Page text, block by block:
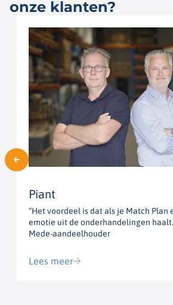
onze klanten?
Piant
“Het voordeel is dat als je Match Plan
emotie uit de onderhandelingen
Mede-aandeelhouder
Lees meer